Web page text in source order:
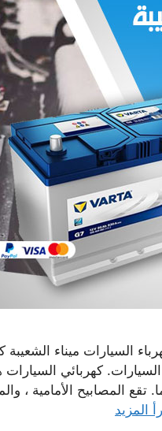
السيارات ميناء الشعيبة
كهربائي
المصابيح الأمامية ،
المزيد